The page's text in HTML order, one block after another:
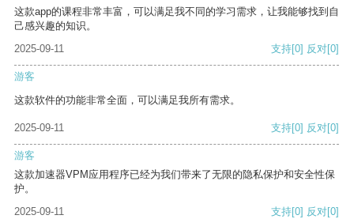
这款app的课程非常丰富，可以满足我不同的学习需求，让我能够找到自
己感兴趣的知识。
2025-09-11
支持[0] 反对[0]
游客
这款软件的功能非常全面，可以满足我所有需求。
2025-09-11 支持[0] 反对[0]
游客
这款加速器VPM应用程序已经为我们带来了无限的隐私保护和安全性保
护。
2025-09-11
支持[0] 反对[0]